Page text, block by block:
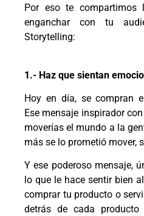
Por eso te compartimos
enganchar con tu
Storytelling:
1.- Haz que sientan
Hoy en día, se compran
Ese mensaje inspirador
moverías el mundo a la
más se lo prometió mover,
Y ese poderoso mensaje,
lo que le hace sentir bien
comprar tu producto o
detrás de cada